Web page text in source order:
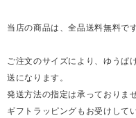
当店の商品は、全品送料無料で
ご注文のサイズにより、ゆうぱ
送になります。
発送方法の指定は承っておりませ
ギフトラッピングもお受けして